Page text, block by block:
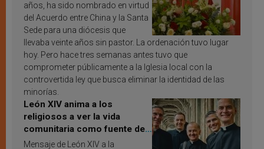
años, ha sido nombrado en virtud
del Acuerdo entre China y la Santa
Sede para una diócesis que
llevaba veinte años sin pastor. La ordenación tuvo lugar
hoy. Pero hace tres semanas antes tuvo que
comprometer públicamente a la Iglesia local con la
controvertida ley que busca eliminar la identidad de las
minorías.
León XIV anima a los
religiosos a ver la vida
comunitaria como fuente de
inspiración y santificación
Mensaje de León XIV a la